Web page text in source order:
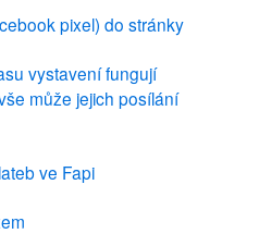
pixel) do stránky
vystavení fungují
může jejich posílání
ve Fapi